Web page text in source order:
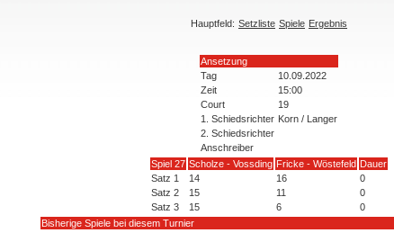
Hauptfeld: Setzliste Spiele Ergebnis
Ansetzung
Tag
10.09.2022
Zeit
15:00
Court
19
1. Schiedsrichter Korn / Langer
2. Schiedsrichter
Anschreiber
Spiel 27 Scholze - Vossding Fricke - Wöstefeld Dauer
Satz 1
14 16
0
Satz 2
15 11
0
Satz 3
15 6
0
Bisherige Spiele bei diesem Turnier